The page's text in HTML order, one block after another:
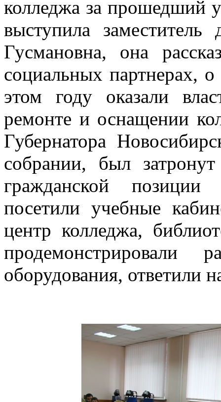
колледжа за прошедший
выступила заместитель
Гусмановна, она
социальных партнерах,
этом году оказали
ремонте и оснащении
Губернатора
собрании, был
гражданской
посетили учебные
центр колледжа,
продемонстрировали
оборудования, ответили